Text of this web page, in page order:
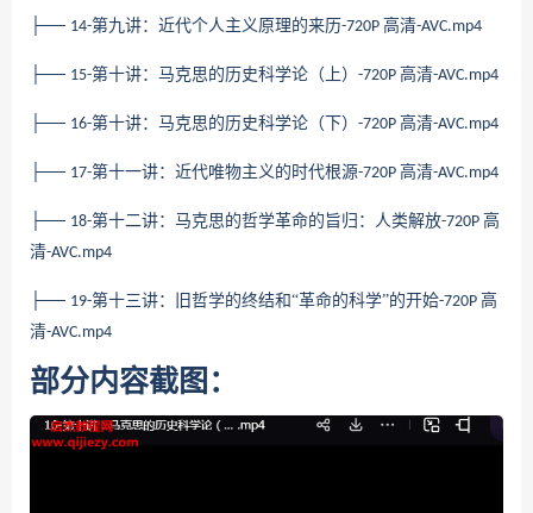
├── 14-第九讲：近代个人主义原理的来历-720P 高清-AVC.mp4
├── 15-第十讲：马克思的历史科学论（上） -720P 高清-AVC.mp4
├── 16-第十讲：马克思的历史科学论（下） -720P 高清-AVC.mp4
├── 17-第十一讲：近代唯物主义的时代根源-720P 高清-AVC.mp4
├── 18-第十二讲：马克思的哲学革命的旨归：人类解放-720P 高
清-AVC.mp4
├── 19-第十三讲：旧哲学的终结和“革命的科学”的开姶-720P 高
清-AVC.mp4
部分内容截图：